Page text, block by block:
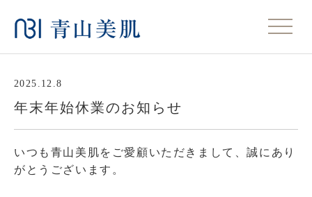
2025.12.8
年末年始休業のお知らせ
いつも青山美肌をご愛顧いただきまして、誠にあり
がとうございます。